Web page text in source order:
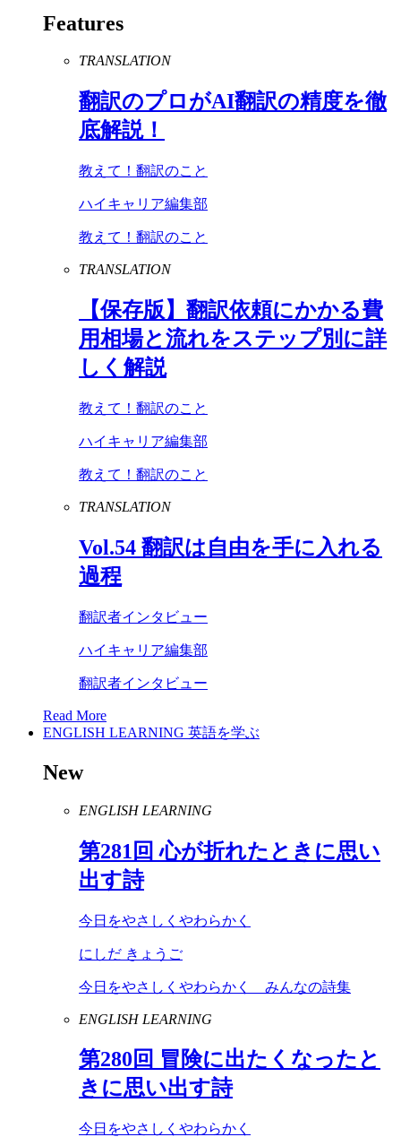
Features
TRANSLATION
翻訳のプロがAI翻訳の精度を徹
底解説！
教えて！翻訳のこと
ハイキャリア編集部
教えて！翻訳のこと
TRANSLATION
【保存版】翻訳依頼にかかる費
用相場と流れをステップ別に詳
しく解説
教えて！翻訳のこと
ハイキャリア編集部
教えて！翻訳のこと
TRANSLATION
Vol.54 翻訳は自由を手に入れる
過程
翻訳者インタビュー
ハイキャリア編集部
翻訳者インタビュー
Read More
ENGLISH LEARNING 英語を学ぶ
New
ENGLISH LEARNING
第281 回 心が折れたときに思い
出す詩
今日をやさしくやわらかく
にしだ きょうご
今日をやさしくやわらかく みんなの詩集
ENGLISH LEARNING
第280回 冒険に出たくなったと
きに思い出す詩
今日をやさしくやわらかく